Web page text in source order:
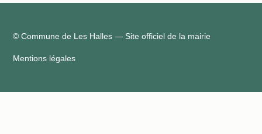
© Commune de Les Halles — Site officiel de la mairie
Mentions légales